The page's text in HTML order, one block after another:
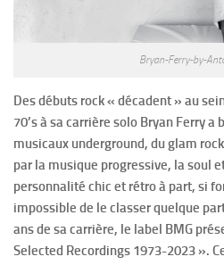
Bryan-Ferry-by-
Des débuts rock « décadent » au
70’s à sa carrière solo Bryan Ferry
musicaux underground, du glam
par la musique progressive, la soul
personnalité chic et rétro à part, si
impossible de le classer quelque
ans de sa carrière, le label BMG
Selected Recordings 1973-2023 ».